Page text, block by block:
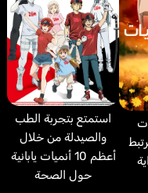
استمتع بتجربة الطب
والصيدلة من خلال
أعظم 10 أنميات يابانية
حول الصحة